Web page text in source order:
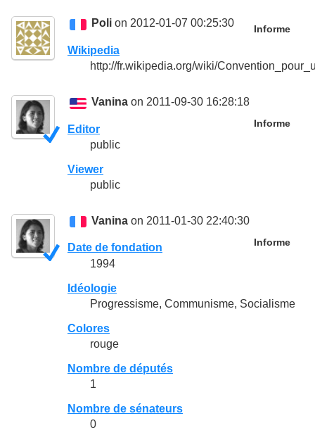
Poli on 2012-01-07 00:25:30 Informe
Wikipedia
http://fr.wikipedia.org/wiki/
Vanina on 2011-09-30 16:28:18
Informe
Editor
public
Viewer
public
Vanina on 2011-01-30 22:40:30
Informe
Date de fondation
1994
Idéologie
Progressisme, Communisme, Socialisme
Colores
rouge
Nombre de députés
1
Nombre de sénateurs
0